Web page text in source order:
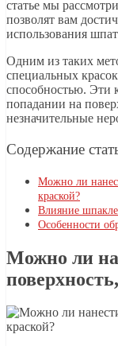
статье мы
позволят вам
использования
Одним из таких
специальных
способностью. Эти
попадании на
незначительные
Содержание
Можно ли
краской?
Влияние
Особенности
Можно ли